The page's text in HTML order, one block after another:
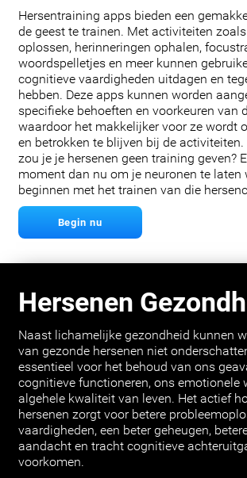
Hersentraining apps bieden een
de geest te trainen. Met activiteiten
oplossen, herinneringen ophalen,
woordspelletjes en meer kunnen
cognitieve vaardigheden uitdagen en
hebben. Deze apps kunnen worden
specifieke behoeften en voorkeuren van
waardoor het makkelijker voor ze wordt
en betrokken te blijven bij de
zou je je hersenen geen training geven?
moment dan nu om je neuronen te laten
beginnen met het trainen van die
Begin nu
Hersenen
Naast lichamelijke gezondheid kunnen
van gezonde hersenen niet
essentieel voor het behoud van ons
cognitieve functioneren, ons emotionele
algehele kwaliteit van leven. Het actief
hersenen zorgt voor betere
vaardigheden, een beter geheugen,
aandacht en tracht cognitieve
voorkomen.